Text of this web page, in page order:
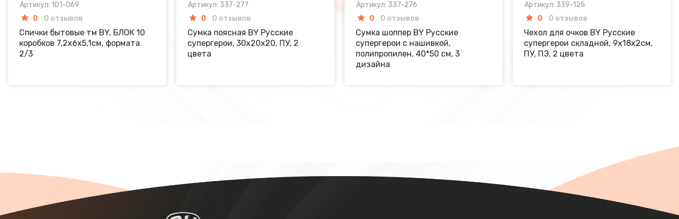
Артикул: 101-069
0
0 отзывов
Спички бытовые тм BY, БЛОК 10
коробков 7,2х6х5,1см, формата
2/3
Артикул: 337-277
0
0 отзывов
Сумка поясная BY Русские
супергерои, 30х20х20, ПУ, 2
цвета
Артикул: 337-276
0
0 отзывов
Сумка шоппер BY Русские
супергерои с нашивкой,
полипропилен, 40*50 см, 3
дизайна
Артикул: 339-125
0
0 отзывов
Чехол для очков BY Русские
супергерои складной, 9х18х2см,
ПУ, ПЭ, 2 цвета